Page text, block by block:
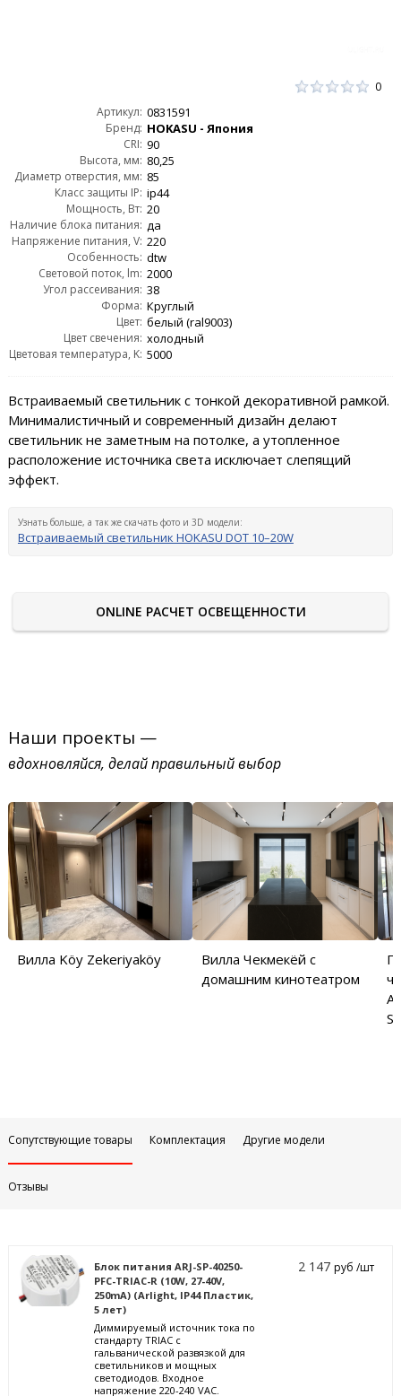
0
Артикул: 0831591
Бренд: HOKASU - Япония
CRI: 90
Высота, мм: 80,25
Диаметр отверстия, мм: 85
Класс защиты IP: ip44
Мощность, Вт: 20
Наличие блока питания: да
Напряжение питания, V: 220
Особенность: dtw
Световой поток, lm: 2000
Угол рассеивания: 38
Форма: Круглый
Цвет: белый (ral9003)
Цвет свечения: холодный
Цветовая температура, K: 5000
Встраиваемый светильник с тонкой декоративной рамкой.
Минималистичный и современный дизайн делают
светильник не заметным на потолке, а утопленное
расположение источника света исключает слепящий
эффект.
Узнать больше, а так же скачать фото и 3D модели:
Встраиваемый светильник HOKASU DOT 10–20W
ONLINE РАСЧЕТ ОСВЕЩЕННОСТИ
Наши проекты —
вдохновляйся, делай правильный выбор
Вилла Köy Zekeriyaköy
Вилла Чекмекёй с
домашним кинотеатром
Сопутствующие товары Комплектация Другие модели
Отзывы
Блок питания ARJ-SP-40250-
PFC-TRIAC-R (10W, 27-40V,
250mA) (Arlight, IP44 Пластик,
5 лет)
Диммируемый источник тока по
стандарту TRIAC с
гальванической развязкой для
светильников и мощных
светодиодов. Входное
напряжение 220-240 VAC.
2 147руб /шт